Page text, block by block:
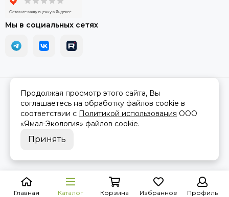
Мы в социальных сетях
2026 © АРМА-72 - военное снаряжение и экипировка оптом и в
розницу.Карта сайта
Главная Каталог Корзина Избранное Профиль
Продолжая просмотр этого сайта, Вы
соглашаетесь на обработку файлов cookie в
соответствии с Политикой использования ООО
«Ямал-Экология» файлов cookie.
Принять